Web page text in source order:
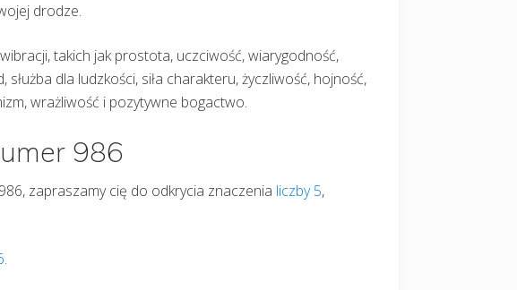
drodze.
takich jak prostota, uczciwość, wiarygodność,
dla ludzkości, siła charakteru, życzliwość, hojność,
wrażliwość i pozytywne bogactwo.
986
zapraszamy cię do odkrycia znaczenia liczby 5,
.